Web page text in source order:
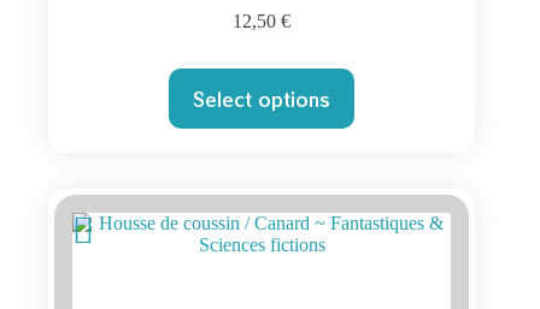
12,50€
Select options